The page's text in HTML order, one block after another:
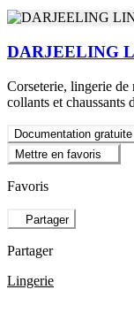
DARJEELING
Corseterie, lingerie de
collants et chaussants
Documentation gratuite
Mettre en favoris
Favoris
Partager
Partager
Lingerie